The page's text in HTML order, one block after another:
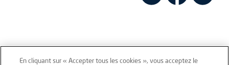
En cliquant sur « Accepter tous les cookies », vous acceptez le